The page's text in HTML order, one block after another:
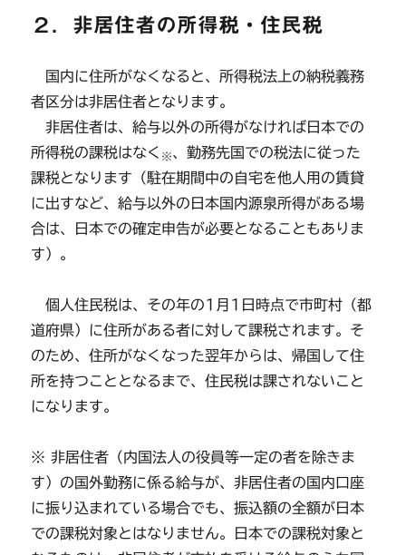
２．非居住者の所得税・住民税
国内に住所がなくなると、所得税法上の納税義務
者区分は非居住者となります。
非居住者は、給与以外の所得がなければ日本での
所得税の課税はなく ※、勤務先国での税法に従った
課税となります（駐在期間中の自宅を他人用の賃貸
に出すなど、給与以外の日本国内源泉所得がある場
合は、日本での確定申告が必要となることもありま
す）。
個人住民税は、その年の1月1日時点で市町村（都
道府県）に住所がある者に対して課税されます。そ
のため、住所がなくなった翌年からは、帰国して住
所を持つこととなるまで、住民税は課されないこと
になります。
※ 非居住者（内国法人の役員等一定の者を除きま
す）の国外勤務に係る給与が、非居住者の国内口座
に振り込まれている場合でも、振込額の全額が日本
での課税対象とはなりません。日本での課税対象と